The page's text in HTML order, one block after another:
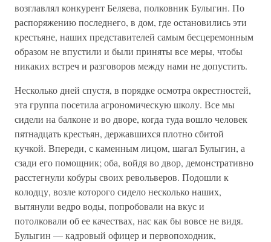
возглавлял конкурент Беляева, полковник Булыгин. По
распоряжению последнего, в дом, где остановились эти
крестьяне, наших представителей самым бесцеремонным
образом не впустили и были приняты все меры, чтобы
никаких встреч и разговоров между нами не допустить.
Несколько дней спустя, в порядке осмотра окрестностей,
эта группа посетила агрономическую школу. Все мы
сидели на балконе и во дворе, когда туда вошло человек
пятнадцать крестьян, державшихся плотно сбитой
кучкой. Впереди, с каменным лицом, шагал Булыгин, а
сзади его помощник; оба, войдя во двор, демонстративно
расстегнули кобуры своих револьверов. Подошли к
колодцу, возле которого сидело несколько наших,
вытянули ведро воды, попробовали на вкус и
потолковали об ее качествах, нас как бы вовсе не видя.
Булыгин — кадровый офицер и первопоходник,